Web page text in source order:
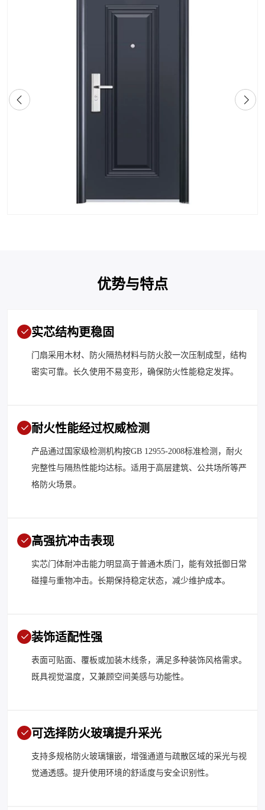
优势与特点
实芯结构更稳固
门扇采用木材、防火隔热材料与防火胶一次压制成型，结构
密实可靠。长久使用不易变形，确保防火性能稳定发挥。
耐火性能经过权威检测
产品通过国家级检测机构按GB 12955-2008标准检测，耐火
完整性与隔热性能均达标。适用于高层建筑、公共场所等严
格防火场景。
高强抗冲击表现
实芯门体耐冲击能力明显高于普通木质门，能有效抵御日常
碰撞与重物冲击。长期保持稳定状态，减少维护成本。
装饰适配性强
表面可贴面、覆板或加装木线条，满足多种装饰风格需求。
既具视觉温度，又兼顾空间美感与功能性。
可选择防火玻璃提升采光
支持多规格防火玻璃镶嵌，增强通道与疏散区域的采光与视
觉通透感。提升使用环境的舒适度与安全识别性。